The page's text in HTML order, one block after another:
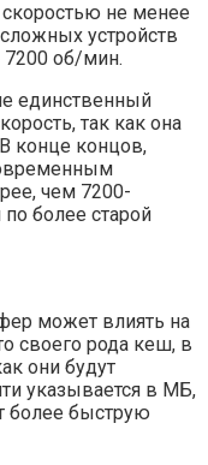
не менее
устройств
7200 об/мин.
единственный
так как она
конце концов,
чем 7200-
более старой
может влиять на
своего рода кеш, в
они будут
указывается в МБ,
более быструю